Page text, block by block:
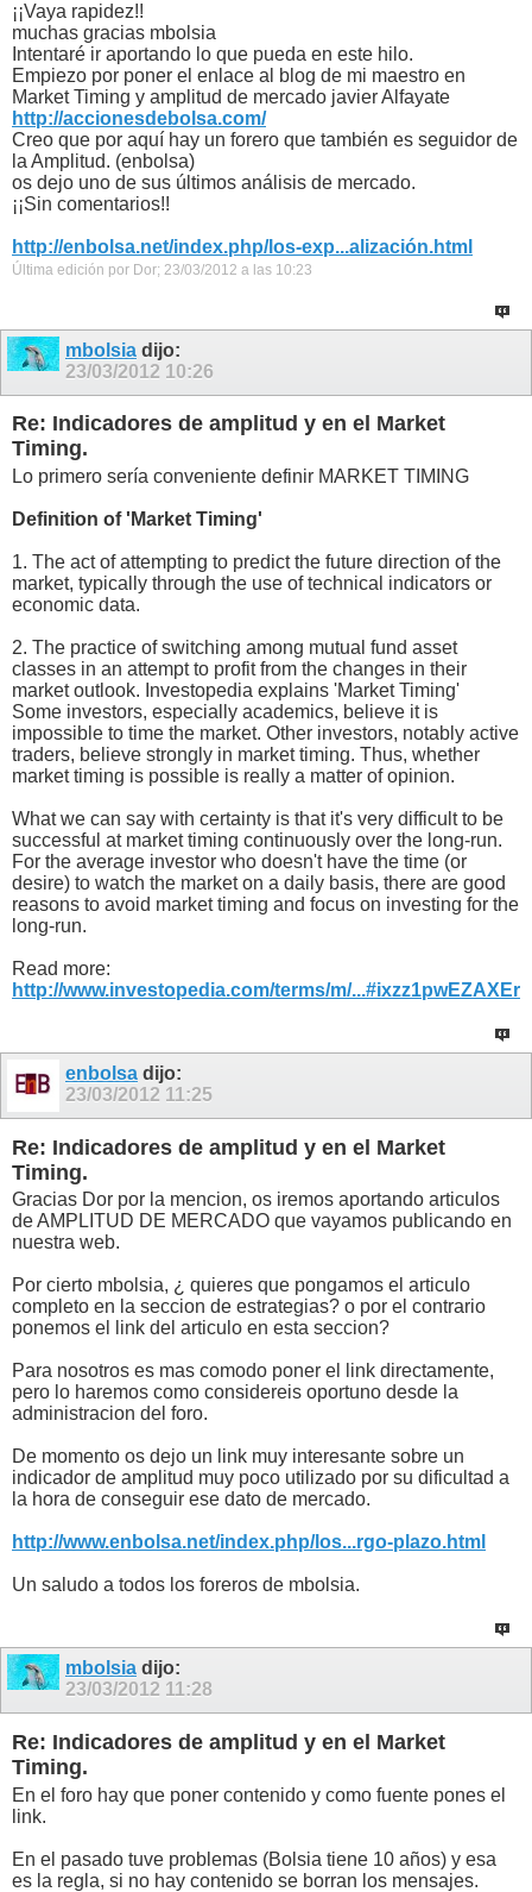
¡¡Vaya rapidez!!
muchas gracias mbolsia
Intentaré ir aportando lo que pueda en este hilo.
Empiezo por poner el enlace al blog de mi maestro en
Market Timing y amplitud de mercado javier Alfayate
http://accionesdebolsa.com/
Creo que por aquí hay un forero que también es seguidor de
la Amplitud. (enbolsa)
os dejo uno de sus últimos análisis de mercado.
¡¡Sin comentarios!!
http://enbolsa.net/index.php/los-exp...alización.html
Última edición por Dor; 23/03/2012 a las 10:23
mbolsia dijo:
23/03/2012 10:26
Re: Indicadores de amplitud y en el Market
Timing.
Lo primero sería conveniente definir MARKET TIMING
Definition of 'Market Timing'
1. The act of attempting to predict the future direction of the
market, typically through the use of technical indicators or
economic data.
2. The practice of switching among mutual fund asset
classes in an attempt to profit from the changes in their
market outlook. Investopedia explains 'Market Timing'
Some investors, especially academics, believe it is
impossible to time the market. Other investors, notably active
traders, believe strongly in market timing. Thus, whether
market timing is possible is really a matter of opinion.
What we can say with certainty is that it's very difficult to be
successful at market timing continuously over the long-run.
For the average investor who doesn't have the time (or
desire) to watch the market on a daily basis, there are good
reasons to avoid market timing and focus on investing for the
long-run.
Read more:
http://www.investopedia.com/terms/m/...#ixzz1pwEZAXEr
enbolsa dijo:
23/03/2012 11:25
Re: Indicadores de amplitud y en el Market
Timing.
Gracias Dor por la mencion, os iremos aportando articulos
de AMPLITUD DE MERCADO que vayamos publicando en
nuestra web.
Por cierto mbolsia, ¿ quieres que pongamos el articulo
completo en la seccion de estrategias? o por el contrario
ponemos el link del articulo en esta seccion?
Para nosotros es mas comodo poner el link directamente,
pero lo haremos como considereis oportuno desde la
administracion del foro.
De momento os dejo un link muy interesante sobre un
indicador de amplitud muy poco utilizado por su dificultad a
la hora de conseguir ese dato de mercado.
http://www.enbolsa.net/index.php/los...rgo-plazo.html
Un saludo a todos los foreros de mbolsia.
mbolsia dijo:
23/03/2012 11:28
Re: Indicadores de amplitud y en el Market
Timing.
En el foro hay que poner contenido y como fuente pones el
link.
En el pasado tuve problemas (Bolsia tiene 10 años) y esa
es la regla, si no hay contenido se borran los mensajes.